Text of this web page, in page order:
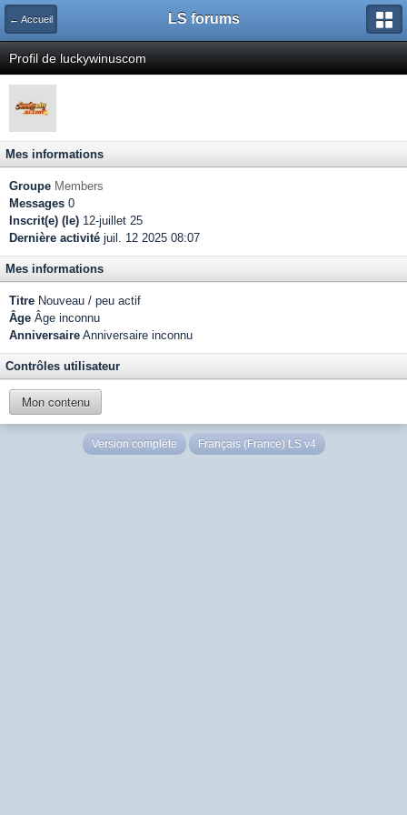
← Accueil LS forums
Profil de luckywinuscom
Mes informations
Groupe Members
Messages 0
Inscrit(e) (le) 12-juillet 25
Dernière activité juil. 12 2025 08:07
Mes informations
Titre Nouveau / peu actif
Âge Âge inconnu
Anniversaire Anniversaire inconnu
Contrôles utilisateur
Mon contenu
Version complète Français (France) LS v4